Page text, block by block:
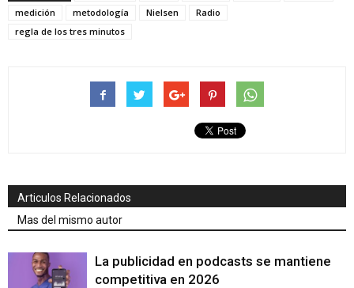
medición
metodología Nielsen
Radio
regla de los tres minutos
Articulos Relacionados
Mas del mismo autor
La publicidad en podcasts se mantiene
competitiva en 2026